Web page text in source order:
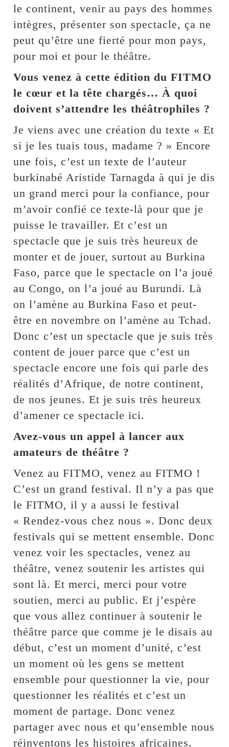
le continent, venir au pays des hommes
intègres, présenter son spectacle, ça ne
peut qu’être une fierté pour mon pays,
pour moi et pour le théâtre.
Vous venez à cette édition du FITMO
le cœur et la tête chargés… À quoi
doivent s’attendre les théâtrophiles ?
Je viens avec une création du texte « Et
si je les tuais tous, madame ? » Encore
une fois, c’est un texte de l’auteur
burkinabé Aristide Tarnagda à qui je dis
un grand merci pour la confiance, pour
m’avoir confié ce texte-là pour que je
puisse le travailler. Et c’est un
spectacle que je suis très heureux de
monter et de jouer, surtout au Burkina
Faso, parce que le spectacle on l’a joué
au Congo, on l’a joué au Burundi. Là
on l’amène au Burkina Faso et peut-
être en novembre on l’amène au Tchad.
Donc c’est un spectacle que je suis très
content de jouer parce que c’est un
spectacle encore une fois qui parle des
réalités d’Afrique, de notre continent,
de nos jeunes. Et je suis très heureux
d’amener ce spectacle ici.
Avez-vous un appel à lancer aux
amateurs de théâtre ?
Venez au FITMO, venez au FITMO !
C’est un grand festival. Il n’y a pas que
le FITMO, il y a aussi le festival
« Rendez-vous chez nous ». Donc deux
festivals qui se mettent ensemble. Donc
venez voir les spectacles, venez au
théâtre, venez soutenir les artistes qui
sont là. Et merci, merci pour votre
soutien, merci au public. Et j’espère
que vous allez continuer à soutenir le
théâtre parce que comme je le disais au
début, c’est un moment d’unité, c’est
un moment où les gens se mettent
ensemble pour questionner la vie, pour
questionner les réalités et c’est un
moment de partage. Donc venez
partager avec nous et qu’ensemble nous
réinventons les histoires africaines.